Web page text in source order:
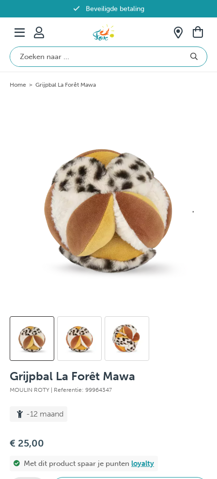
Beveiligde betaling
Gratis verzending vanaf €69 in België
Home > Grijpbal La Forêt Mawa
Grijpbal La Forêt Mawa
MOULIN ROTY | Referentie: 99964347
-12 maand
€ 25,00
Met dit product spaar je punten loyalty